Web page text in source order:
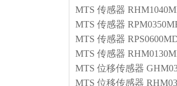
MTS 传感器
MTS 传感器
MTS 传感器
MTS 传感器
MTS 位移传感器
MTS 位移传感器